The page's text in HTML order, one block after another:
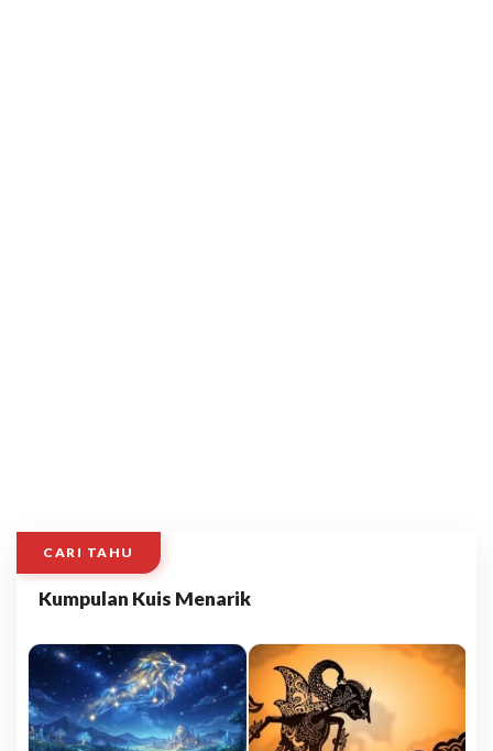
CARI TAHU
Kumpulan Kuis Menarik